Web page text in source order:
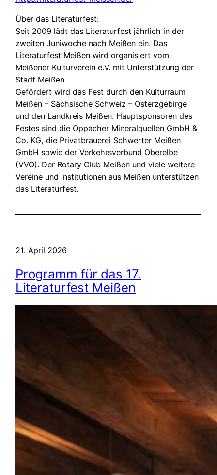
Über das Literaturfest:
Seit 2009 lädt das Literaturfest jährlich in der
zweiten Juniwoche nach Meißen ein. Das
Literaturfest Meißen wird organisiert vom
Meißener Kulturverein e.V. mit Unterstützung der
Stadt Meißen.
Gefördert wird das Fest durch den Kulturraum
Meißen – Sächsische Schweiz – Osterzgebirge
und den Landkreis Meißen. Hauptsponsoren des
Festes sind die Oppacher Mineralquellen GmbH &
Co. KG, die Privatbrauerei Schwerter Meißen
GmbH sowie der Verkehrsverbund Oberelbe
(VVO). Der Rotary Club Meißen und viele weitere
Vereine und Institutionen aus Meißen unterstützen
das Literaturfest.
21. April 2026
Programm für das 17.
Literaturfest Meißen